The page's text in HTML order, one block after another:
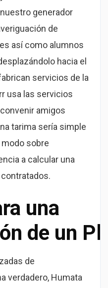
generador
de
así­ como alumnos
hacia el
servicios de la
usa las servicios
amigos
tarima serí­a simple
sobre
a calcular una
una
de un
de
verdadero, Humata